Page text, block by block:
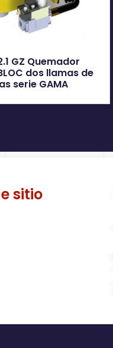
GZ Quemador
dos llamas de
serie GAMA
sitio